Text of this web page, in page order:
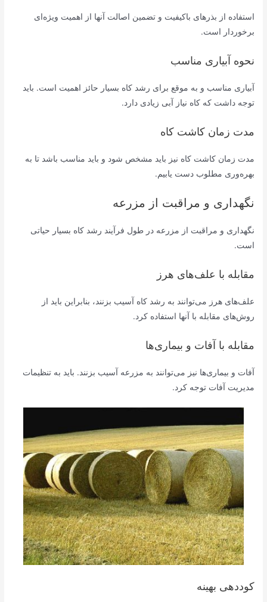
استفاده از بذرهای باکیفیت و تضمین اصالت آنها از اهمیت ویژه‌ای
برخوردار است.
نحوه آبیاری مناسب
آبیاری مناسب و به موقع برای رشد کاه بسیار حائز اهمیت است. باید
توجه داشت که کاه نیاز آبی زیادی دارد.
مدت زمان کاشت کاه
مدت زمان کاشت کاه نیز باید مشخص شود و باید مناسب باشد تا به
بهره‌وری مطلوب دست یابیم.
نگهداری و مراقبت از مزرعه
نگهداری و مراقبت از مزرعه در طول فرآیند رشد کاه بسیار حیاتی
است.
مقابله با علف‌های هرز
علف‌های هرز می‌توانند به رشد کاه آسیب بزنند، بنابراین باید از
روش‌های مقابله با آنها استفاده کرد.
مقابله با آفات و بیماری‌ها
آفات و بیماری‌ها نیز می‌توانند به مزرعه آسیب بزنند. باید به تنظیمات
مدیریت آفات توجه کرد.
کوددهی بهینه